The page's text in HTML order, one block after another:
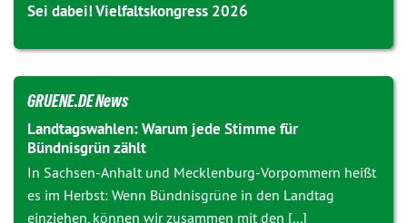
Sei dabei! Vielfaltskongress 2026
GRUENE.DE News
Landtagswahlen: Warum jede Stimme für
Bündnisgrün zählt
In Sachsen-Anhalt und Mecklenburg-Vorpommern heißt
es im Herbst: Wenn Bündnisgrüne in den Landtag
einziehen, können wir zusammen mit den [...]